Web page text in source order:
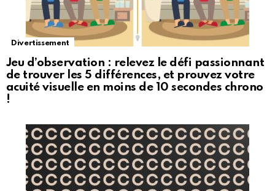
Divertissement
Jeu d’observation : relevez le défi passionnant
de trouver les 5 différences, et prouvez votre
acuité visuelle en moins de 10 secondes chrono
!